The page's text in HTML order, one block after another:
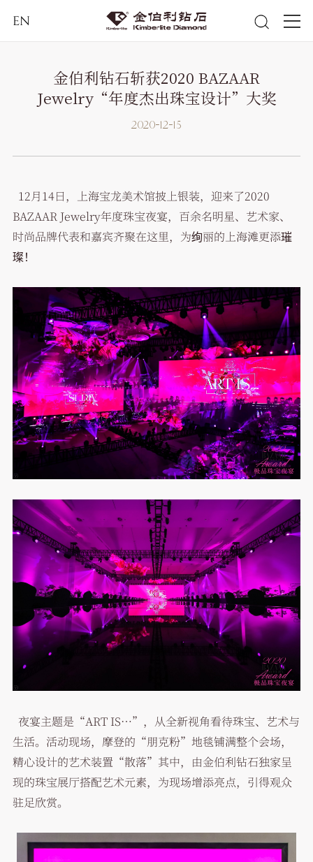
EN
金伯利钻石斩获2020 BAZAAR
Jewelry“年度杰出珠宝设计”大奖
2020-12-15
12月14日，上海宝龙美术馆披上银装，迎来了2020
BAZAAR Jewelry年度珠宝夜宴，百余名明星、艺术家、
时尚品牌代表和嘉宾齐聚在这里，为绚丽的上海滩更添璀
璨！
夜宴主题是“ART IS…”，从全新视角看待珠宝、艺术与
生活。活动现场，摩登的“朋克粉”地毯铺满整个会场，
精心设计的艺术装置“散落”其中，由金伯利钻石独家呈
现的珠宝展厅搭配艺术元素，为现场增添亮点，引得观众
驻足欣赏。